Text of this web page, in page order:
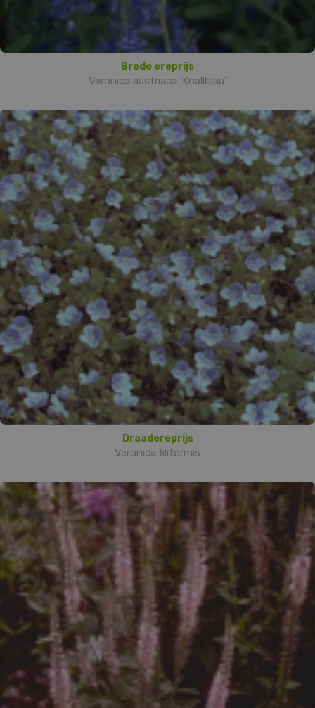
Brede ereprijs
Veronica austriaca 'Knallblau'
Draadereprijs
Veronica filiformis